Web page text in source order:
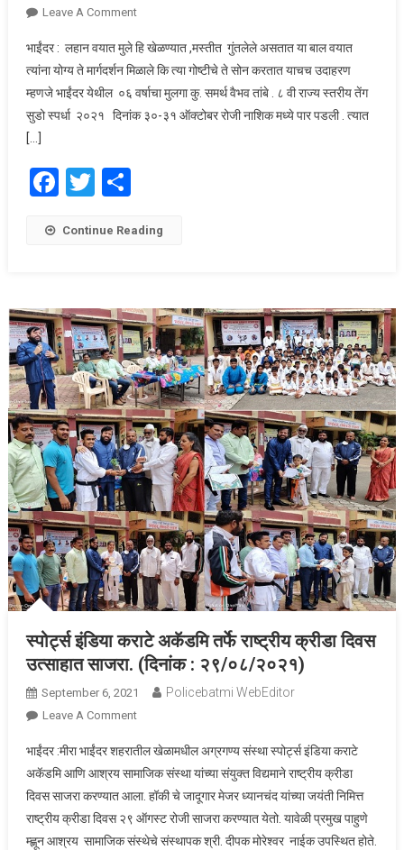
Leave A CommentOn अवघ्या बाल वयात अनेक राष्ट्रीय पदक पटकवणारा अव्वल
भाईंदर : लहान वयात मुले हि खेळण्यात ,मस्तीत गुंतलेले असतात या बाल वयात
त्यांना योग्य ते मार्गदर्शन मिळाले कि त्या गोष्टीचे ते सोन करतात याचच उदाहरण
म्हणजे भाईंदर येथील ०६ वर्षाचा मुलगा कु. समर्थ वैभव तांबे . ८ वी राज्य स्तरीय तेंग
सुडो स्पर्धा २०२१ दिनांक ३०-३१ ऑक्टोबर रोजी नाशिक मध्ये पार पडली . त्यात
[…]
Facebook
Twitter
Share
Continue Reading
स्पोर्ट्स इंडिया कराटे अकॅडमि तर्फे राष्ट्रीय क्रीडा दिवस
उत्साहात साजरा. (दिनांक : २९/०८/२०२१)
September 6, 2021 Policebatmi WebEditor
Leave A CommentOn स्पोर्ट्स इंडिया कराटे अकॅडमि तर्फे राष्ट्रीय क्रीडा दिवस
भाईंदर :मीरा भाईंदर शहरातील खेळामधील अग्रगण्य संस्था स्पोर्ट्स इंडिया कराटे
अकॅडमि आणि आश्रय सामाजिक संस्था यांच्या संयुक्त विद्यमाने राष्ट्रीय क्रीडा
दिवस साजरा करण्यात आला. हॉकी चे जादूगार मेजर ध्यानचंद यांच्या जयंती निमित्त
राष्ट्रीय क्रीडा दिवस २९ ऑगस्ट रोजी साजरा करण्यात येतो. यावेळी प्रमुख पाहुणे
म्ह्णून आश्रय सामाजिक संस्थेचे संस्थापक श्री. दीपक मोरेश्वर नाईक उपस्थित होते.